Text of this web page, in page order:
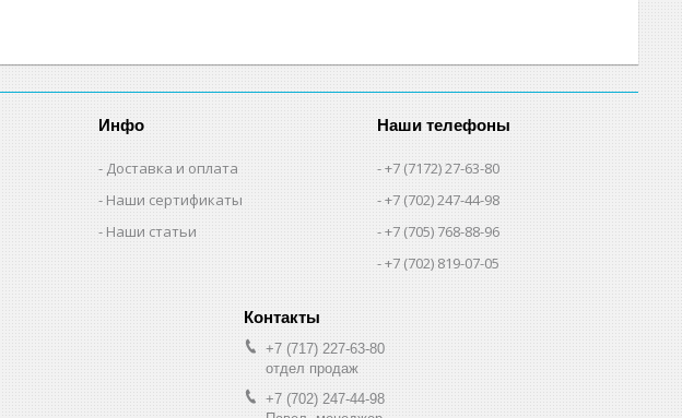
Инфо
Доставка и оплата
Наши сертификаты
Наши статьи
Наши телефоны
+7 (7172) 27-63-80
+7 (702) 247-44-98
+7 (705) 768-88-96
+7 (702) 819-07-05
+7 (717) 227-63-80
отдел продаж
+7 (702) 247-44-98